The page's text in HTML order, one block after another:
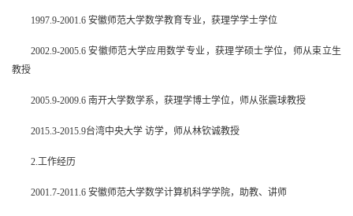
1997.9-2001.6 安徽师范大学数学教育专业，获理学学士学位
2002.9-2005.6 安徽师范大学应用数学专业，获理学硕士学位，师从束立生
教授
2005.9-2009.6 南开大学数学系，获理学博士学位，师从张震球教授
2015.3-2015.9台湾中央大学 访学，师从林钦诚教授
2.工作经历
2001.7-2011.6 安徽师范大学数学计算机科学学院，助教、讲师